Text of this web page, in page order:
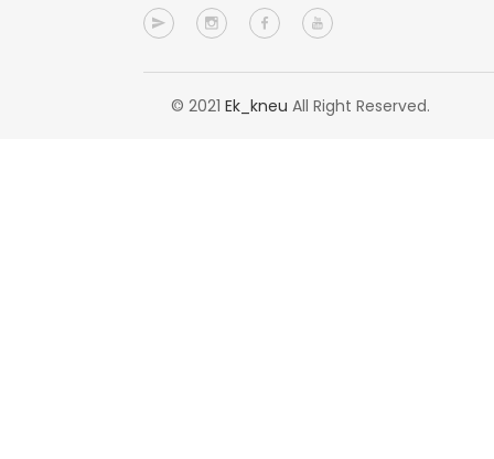
© 2021 Ek_kneu All Right Reserved.